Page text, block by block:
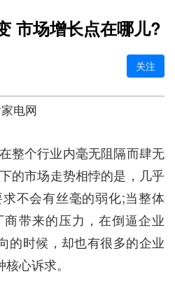
市场增长点在哪儿?
关注
电网
整个行业内毫无阻隔而肆无
的市场走势相悖的是，几乎
不会有丝毫的弱化;当整体
带来的压力，在倒逼企业
的时候，却也有很多的企业
心诉求。